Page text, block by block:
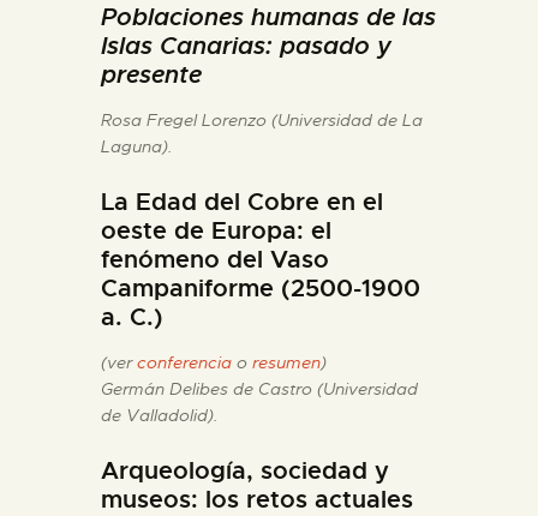
Poblaciones humanas de las
Islas Canarias: pasado y
presente
Rosa Fregel Lorenzo (Universidad de La
Laguna).
La Edad del Cobre en el
oeste de Europa: el
fenómeno del Vaso
Campaniforme (2500-1900
a. C.)
(verconferencia o resumen)
Germán Delibes de Castro (Universidad
de Valladolid).
Arqueología, sociedad y
museos: los retos actuales